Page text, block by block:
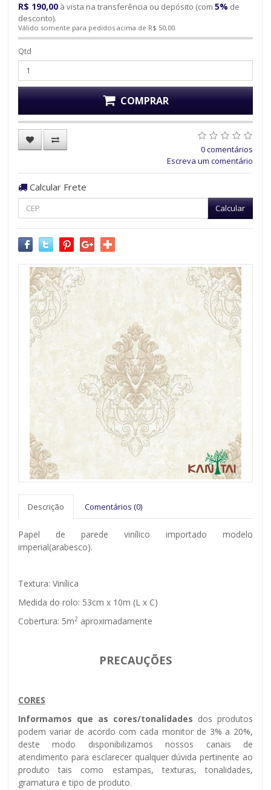
R$ 190,00 à vista na transferência ou depósito (com 5% de
desconto).
Válido somente para pedidos acima de R$ 50,00.
Qtd
COMPRAR
0 comentários
Escreva um comentário
Calcular Frete
Calcular
Descrição Comentários (0)
Papel de parede vinílico importado modelo
imperial(arabesco).
Textura: Vinílica
Medida do rolo: 53cm x 10m (L x C)
Cobertura: 5m2 aproximadamente
PRECAUÇÕES
CORES
Informamos que as cores/tonalidades dos produtos
podem variar de acordo com cada monitor de 3% a 20%,
deste modo disponibilizamos nossos canais de
atendimento para esclarecer qualquer dúvida pertinente ao
produto tais como estampas, texturas, tonalidades,
gramatura e tipo de produto.